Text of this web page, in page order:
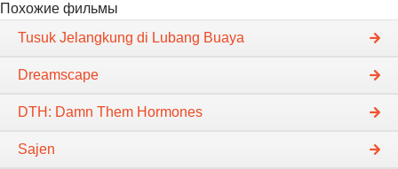
Похожие фильмы
Tusuk Jelangkung di Lubang Buaya
Dreamscape
DTH: Damn Them Hormones
Sajen